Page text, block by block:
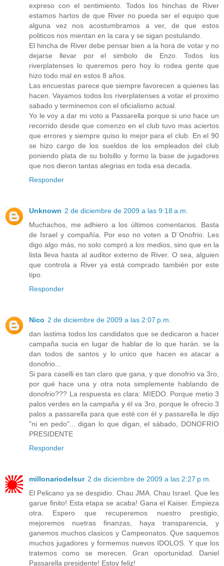
expreso con el sentimiento. Todos los hinchas de River
estamos hartos de que River no pueda ser el equipo que
alguna vez nos acostumbramos a ver, de que estos
politicos nos mientan en la cara y se sigan postulando.
El hincha de River debe pensar bien a la hora de votar y no
dejarse llevar por el simbolo de Enzo. Todos los
riverplatenses lo queremos pero hoy lo rodea gente que
hizo todo mal en estos 8 años.
Las encuestas parece que siempre favorecen a quienes las
hacen. Vayamos todos los riverplatenses a votar el proximo
sabado y terminemos con el oficialismo actual.
Yo le voy a dar mi voto a Passarella porque si uno hace un
recorrido desde que comenzo en el club tuvo mas aciertos
que errores y siempre quiso lo mejor para el club. En el 90
se hizo cargo de los sueldos de los empleados del club
poniendo plata de su bolsillo y formo la base de jugadores
que nos dieron tantas alegrias en toda esa decada.
Responder
Unknown 2 de diciembre de 2009 a las 9:18 a.m.
Muchachos, me adhiero a los últimos comentarios. Basta
de Israel y compañía. Por eso no voten a D´Onofrio. Les
digo algo más, no solo compró a los medios, sino que en la
lista lleva hasta al auditor externo de River. O sea, alguien
que controla a River ya está comprado también por este
tipo.
Responder
Nico 2 de diciembre de 2009 a las 2:07 p.m.
dan lastima todos los candidatos que se dedicaron a hacer
campaña sucia en lugar de hablar de lo que harán. se la
dan todos de santos y lo unico que hacen es atacar a
donofrio...
Si para caselli es tan claro que gana, y que donofrio va 3ro,
por qué hace una y otra nota simplemente hablando de
donofrio??? La respuesta es clara: MIEDO. Porque metio 3
palos verdes en la campaña y él va 3ro, porque le ofrecio 3
palos a passarella para que esté con él y passarella le dijo
"ni en pedo"... digan lo que digan, el sábado, DONOFRIO
PRESIDENTE
Responder
millonariodelsur 2 de diciembre de 2009 a las 2:27 p.m.
El Pelicano ya se despidio. Chau JMA. Chau Israel. Que les
garue finito! Esta etapa se acaba! Gana el Kaiser. Empieza
otra. Espero que recuperemos nuestro prestigio,
mejoremos nuetras finanzas, haya transparencia, y
ganemos muchos clasicos y Campeonatos. Que saquemos
muchos jugadores y formemos nuevos IDOLOS. Y que los
tratemos como se merecen. Gran oportunidad. Daniel
Passarella presidente! Estoy feliz!